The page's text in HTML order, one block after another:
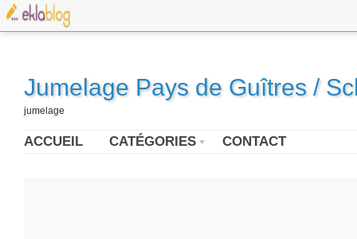
Jumelage Pays de Guîtres /
jumelage
ACCUEIL CATÉGORIES CONTACT